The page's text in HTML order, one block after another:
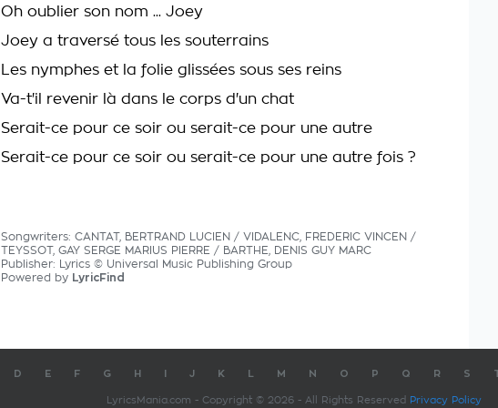
Oh oublier son nom ... Joey
Joey a traversé tous les souterrains
Les nymphes et la folie glissées sous ses reins
Va-t'il revenir là dans le corps d'un chat
Serait-ce pour ce soir ou serait-ce pour une autre
Serait-ce pour ce soir ou serait-ce pour une autre fois ?
Songwriters: CANTAT, BERTRAND LUCIEN / VIDALENC, FREDERIC VINCEN /
TEYSSOT, GAY SERGE MARIUS PIERRE / BARTHE, DENIS GUY MARC
Publisher: Lyrics © Universal Music Publishing Group
Powered by LyricFind
D E F G H J K M N O P Q R S
LyricsMania.com - Copyright © 2026 - All Rights Reserved Privacy Policy